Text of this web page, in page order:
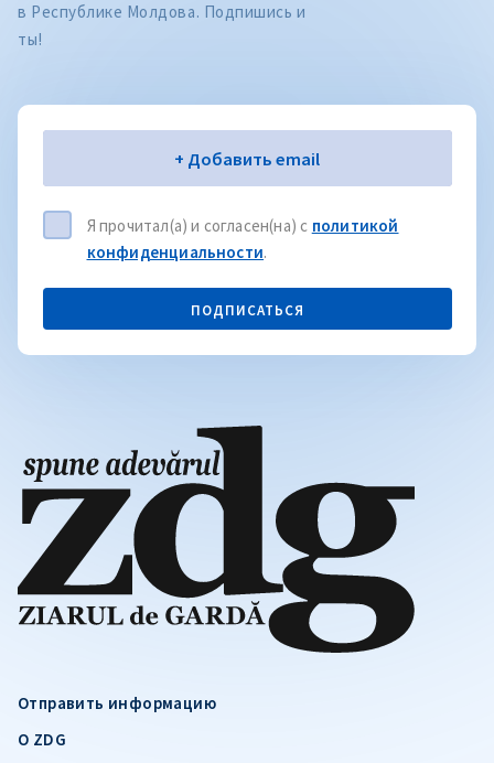
Отправить информацию
О ZDG
в Республике Молдова. Подпишись и
ты!
Электронная почта+ Добавить email
Я прочитал(а) и согласен(на) с политикой
конфиденциальности.
ПОДПИСАТЬСЯ